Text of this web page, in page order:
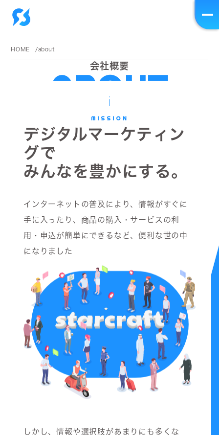
HOME /about
会社概要
ABOUT
MISSION
デジタルマーケティン
グで
みんなを豊かにする。
インターネットの普及により、情報がすぐに
手に入ったり、商品の購入・サービスの利
用・申込が簡単にできるなど、便利な世の中
になりました
しかし、情報や選択肢があまりにも多くな